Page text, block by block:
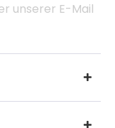
unserer E-Mail